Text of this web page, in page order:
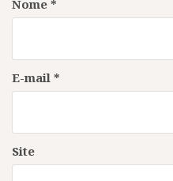
Nome *
E-mail *
Site